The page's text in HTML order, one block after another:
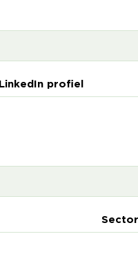
LinkedIn profiel
Sector